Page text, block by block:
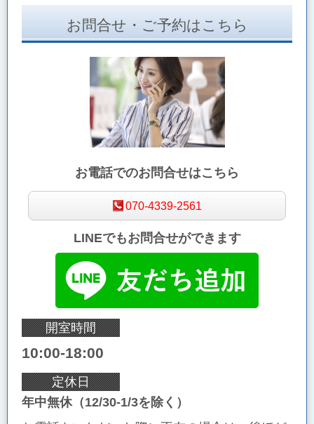
お問合せ・ご予約はこちら
お電話でのお問合せはこちら
070-4339-2561
LINEでもお問合せができます
開室時間
10:00-18:00
定休日
年中無休（12/30-1/3を除く）